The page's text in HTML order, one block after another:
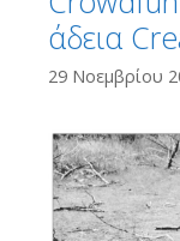
άδεια
29 Νοεμβρίου